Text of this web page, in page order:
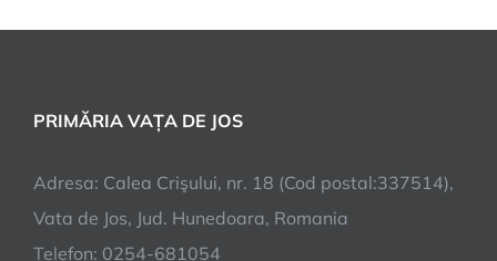
PRIMĂRIA VAȚA DE JOS
Adresa: Calea Crişului, nr. 18 (Cod postal:337514),
Vata de Jos, Jud. Hunedoara, Romania
Telefon: 0254-681054